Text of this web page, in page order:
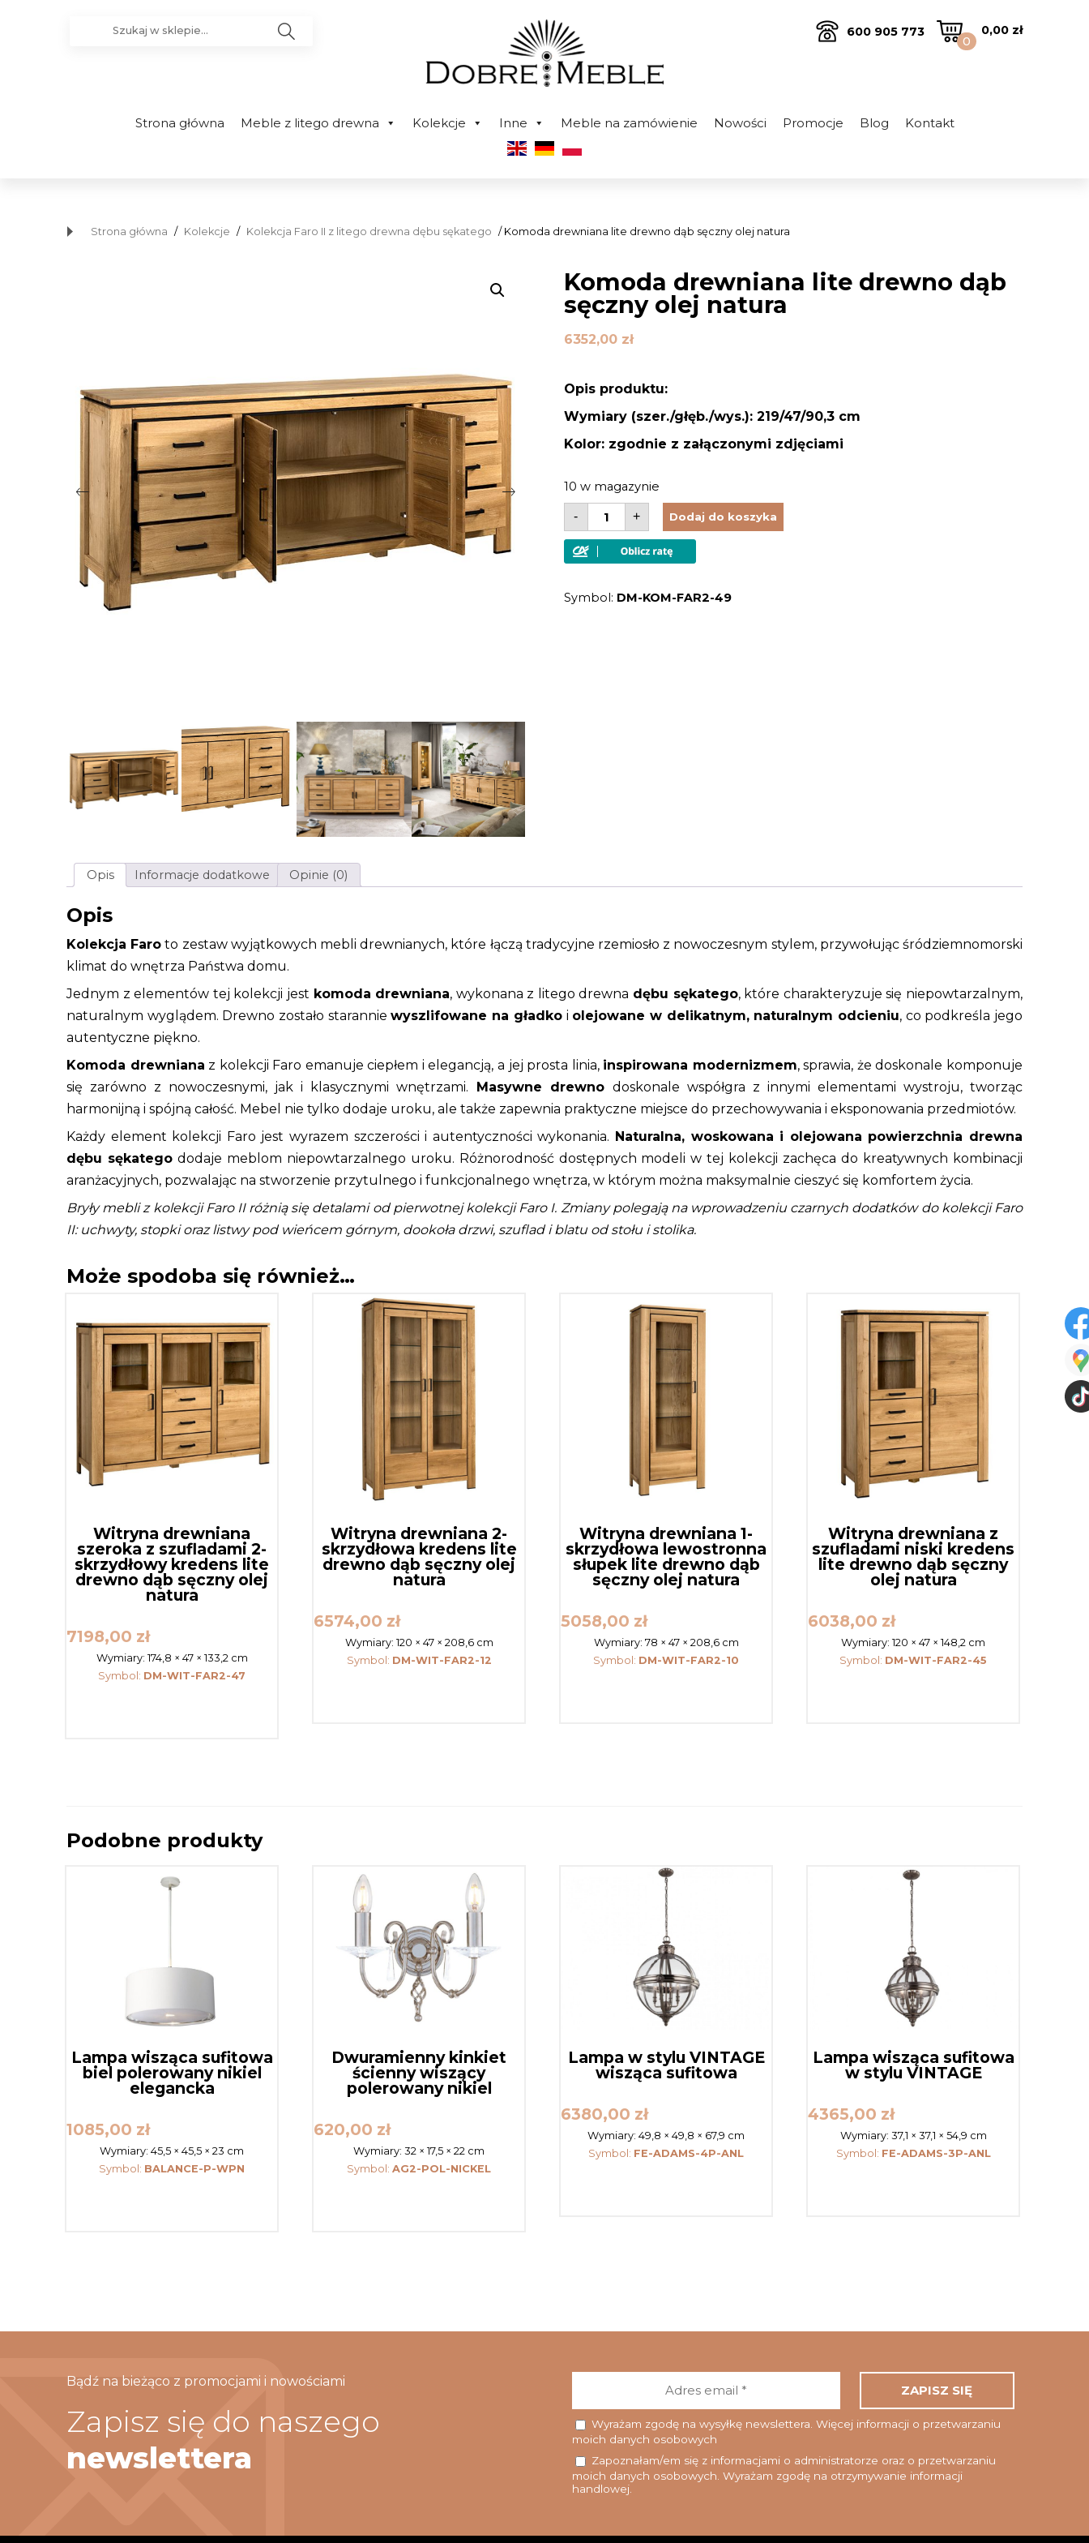
0
0,00 zł
600 905 773
Strona główna Meble z litego drewna Kolekcje Inne Meble na zamówienie Nowości Promocje Blog Kontakt
Strona główna / Kolekcje / Kolekcja Faro II z litego drewna dębu sękatego / Komoda drewniana lite drewno dąb sęczny olej natura
Komoda drewniana lite drewno dąb
sęczny olej natura
6352,00 zł
Opis produktu:
Wymiary (szer./głęb./wys.): 219/47/90,3 cm
Kolor: zgodnie z załączonymi zdjęciami
10 w magazynie
-
ilość
Komoda
drewniana
lite
drewno
olej
+ Dodaj do koszyka
Symbol: DM-KOM-FAR2-49
Opis Informacje dodatkowe Opinie (0)
Opis
Kolekcja Faro to zestaw wyjątkowych mebli drewnianych, które łączą tradycyjne rzemiosło z nowoczesnym stylem, przywołując śródziemnomorski
klimat do wnętrza Państwa domu.
Jednym z elementów tej kolekcji jest komoda drewniana, wykonana z litego drewna dębu sękatego, które charakteryzuje się niepowtarzalnym,
naturalnym wyglądem. Drewno zostało staranniewyszlifowane na gładkoi olejowane w delikatnym, naturalnym odcieniu, co podkreśla jego
autentyczne piękno.
Komoda drewniana z kolekcji Faro emanuje ciepłem i elegancją, a jej prosta linia, inspirowana modernizmem, sprawia, że doskonale komponuje
się zarówno z nowoczesnymi, jak i klasycznymi wnętrzami.
Masywne drewno doskonale współgra z innymi elementami wystroju, tworząc
harmonijną i spójną całość. Mebel nie tylko dodaje uroku, ale także zapewnia praktyczne miejsce do przechowywania i eksponowania przedmiotów.
Każdy element kolekcji Faro jest wyrazem szczerości i autentyczności wykonania. Naturalna, woskowana i olejowana powierzchnia drewna
dębu sękategododaje meblom niepowtarzalnego uroku. Różnorodność dostępnych modeli w tej kolekcji zachęca do kreatywnych kombinacji
aranżacyjnych, pozwalając na stworzenie przytulnego i funkcjonalnego wnętrza, w którym można maksymalnie cieszyć się komfortem życia.
Bryły mebli z kolekcji Faro II różnią się detalami od pierwotnej kolekcji Faro I. Zmiany polegają na wprowadzeniu czarnych dodatków do kolekcji Faro
II: uchwyty, stopki oraz listwy pod wieńcem górnym, dookoła drzwi, szuflad i blatu od stołu i stolika.
Może spodoba się również…
Witryna drewniana
szeroka z szufladami 2-
skrzydłowy kredens lite
drewno dąb sęczny olej
natura
7198,00 zł
Wymiary: 174,8 × 47 × 133,2 cm
Symbol: DM-WIT-FAR2-47
Witryna drewniana 2-
skrzydłowa kredens lite
drewno dąb sęczny olej
natura
6574,00 zł
Wymiary: 120 × 47 × 208,6 cm
Symbol: DM-WIT-FAR2-12
Witryna drewniana 1-
skrzydłowa lewostronna
słupek lite drewno dąb
sęczny olej natura
5058,00 zł
Wymiary: 78 × 47 × 208,6 cm
Symbol: DM-WIT-FAR2-10
Witryna drewniana z
szufladami niski kredens
lite drewno dąb sęczny
olej natura
6038,00 zł
Wymiary:120 × 47 × 148,2 cm
Symbol: DM-WIT-FAR2-45
Podobne produkty
Lampa wisząca sufitowa
biel polerowany nikiel
elegancka
1085,00 zł
Wymiary:45,5 × 45,5 × 23 cm
Symbol: BALANCE-P-WPN
Dwuramienny kinkiet
ścienny wiszący
polerowany nikiel
620,00 zł
Wymiary:32 × 17,5 × 22 cm
Symbol:AG2-POL-NICKEL
Lampa w stylu VINTAGE
wisząca sufitowa
6380,00 zł
Wymiary:49,8 × 49,8 × 67,9 cm
Symbol: FE-ADAMS-4P-ANL
Lampa wisząca sufitowa
w stylu VINTAGE
4365,00 zł
Wymiary: 37,1 × 37,1 × 54,9 cm
Symbol: FE-ADAMS-3P-ANL
Bądź na bieżąco z promocjami i nowościami
Zapisz się do naszego
newslettera
Adres
*
Wyrażam zgodę na wysyłkę newslettera. Więcej informacji o przetwarzaniu
moich danych osobowych
Zapoznałam/em się z informacjami o administratorze oraz o przetwarzaniu
moich danych osobowych. Wyrażam zgodę na otrzymywanie informacji
handlowej.